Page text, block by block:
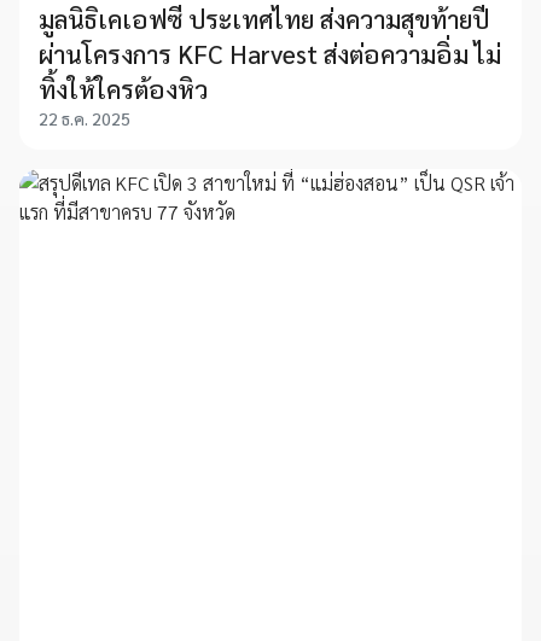
มูลนิธิเคเอฟซี ประเทศไทย ส่งความสุขท้ายปี
ผ่านโครงการ KFC Harvest ส่งต่อความอิ่ม ไม่
ทิ้งให้ใครต้องหิว
22 ธ.ค. 2025